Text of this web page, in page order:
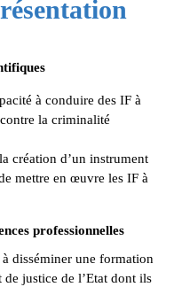
à conduire des IF à
la criminalité
création d’un instrument
mettre en œuvre les IF à
professionnelles
disséminer une formation
justice de l’Etat dont ils